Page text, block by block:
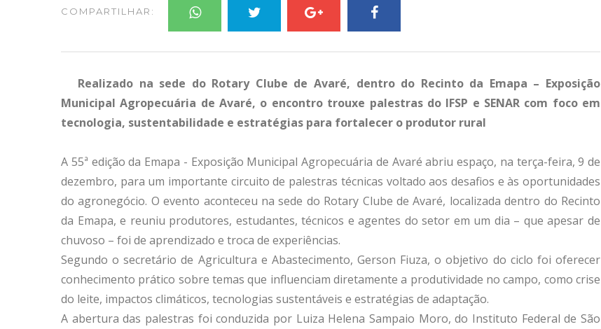
COMPARTILHAR:
Realizado na sede do Rotary Clube de Avaré, dentro do Recinto da Emapa – Exposição
Municipal Agropecuária de Avaré, o encontro trouxe palestras do IFSP e SENAR com foco em
tecnologia, sustentabilidade e estratégias para fortalecer o produtor rural
A 55ª edição da Emapa - Exposição Municipal Agropecuária de Avaré abriu espaço, na terça-feira, 9 de
dezembro, para um importante circuito de palestras técnicas voltado aos desafios e às oportunidades
do agronegócio. O evento aconteceu na sede do Rotary Clube de Avaré, localizada dentro do Recinto
da Emapa, e reuniu produtores, estudantes, técnicos e agentes do setor em um dia – que apesar de
chuvoso – foi de aprendizado e troca de experiências.
Segundo o secretário de Agricultura e Abastecimento, Gerson Fiuza, o objetivo do ciclo foi oferecer
conhecimento prático sobre temas que influenciam diretamente a produtividade no campo, como crise
do leite, impactos climáticos, tecnologias sustentáveis e estratégias de adaptação.
A abertura das palestras foi conduzida por Luiza Helena Sampaio Moro, do Instituto Federal de São